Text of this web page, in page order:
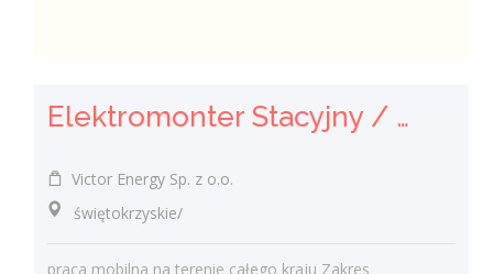
Elektromonter Stacyjny / Elektromonterka Stacyjna (K/M)
Victor Energy Sp. z o.o.
świętokrzyskie/
praca mobilna na terenie całego kraju Zakres